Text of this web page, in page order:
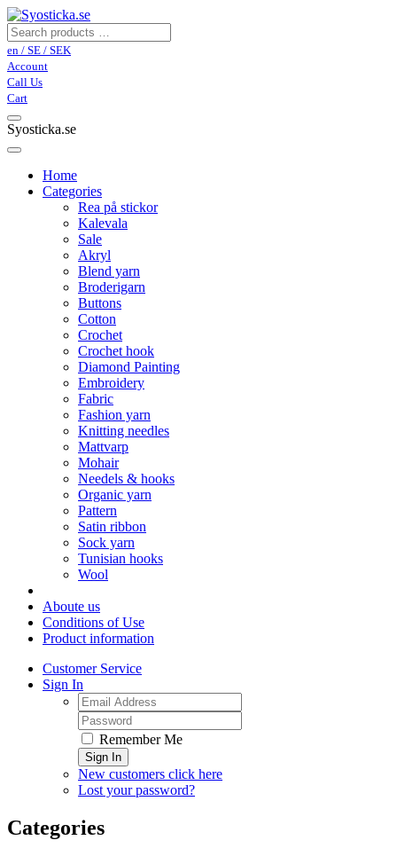
en / SE / SEK
Account
Call Us
Cart
Syosticka.se
Home
Categories
Rea på stickor
Kalevala
Sale
Akryl
Blend yarn
Broderigarn
Buttons
Cotton
Crochet
Crochet hook
Diamond Painting
Embroidery
Fabric
Fashion yarn
Knitting needles
Mattvarp
Mohair
Needels & hooks
Organic yarn
Pattern
Satin ribbon
Sock yarn
Tunisian hooks
Wool
Aboute us
Conditions of Use
Product information
Customer Service
Sign In
Remember Me
Sign In
New customers click here
Lost your password?
Categories